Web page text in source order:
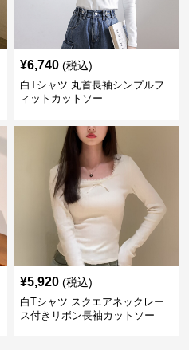
¥6,740 (税込)
白Tシャツ 丸首長袖シンプルフ
ィットカットソー
¥5,920 (税込)
白Tシャツ スクエアネックレー
ス付きリボン長袖カットソー